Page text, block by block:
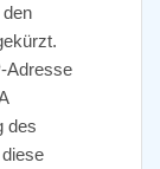
Adresse
des